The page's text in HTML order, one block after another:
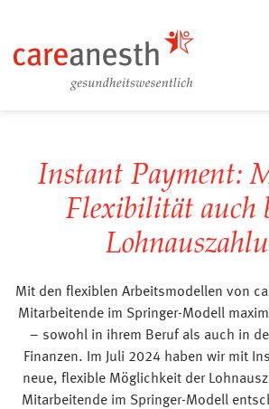
Instant Payment:
Flexibilität auch
Mit den flexiblen Arbeitsmodellen von
Mitarbeitende im Springer-Modell
– sowohl in ihrem Beruf als auch in
Finanzen. Im Juli 2024 haben wir mit
neue, flexible Möglichkeit der
Mitarbeitende im Springer-Modell